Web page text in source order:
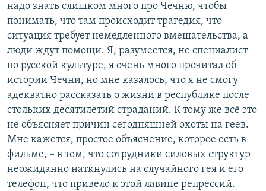
надо знать слишком много про Чечню, чтобы
понимать, что там происходит трагедия, что
ситуация требует немедленного вмешательства, а
люди ждут помощи. Я, разумеется, не специалист
по русской культуре, я очень много прочитал об
истории Чечни, но мне казалось, что я не смогу
адекватно рассказать о жизни в республике после
стольких десятилетий страданий. К тому же всё это
не объясняет причин сегодняшней охоты на геев.
Мне кажется, простое объяснение, которое есть в
фильме, – в том, что сотрудники силовых структур
неожиданно наткнулись на случайного гея и его
телефон, что привело к этой лавине репрессий.